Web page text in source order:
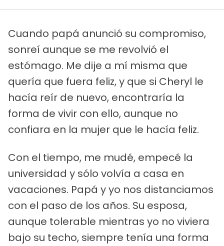
Cuando papá anunció su compromiso,
sonreí aunque se me revolvió el
estómago. Me dije a mí misma que
quería que fuera feliz, y que si Cheryl le
hacía reír de nuevo, encontraría la
forma de vivir con ello, aunque no
confiara en la mujer que le hacía feliz.
Con el tiempo, me mudé, empecé la
universidad y sólo volvía a casa en
vacaciones. Papá y yo nos distanciamos
con el paso de los años. Su esposa,
aunque tolerable mientras yo no viviera
bajo su techo, siempre tenía una forma